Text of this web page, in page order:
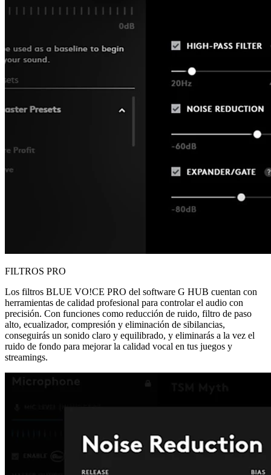
FILTROS PRO
Los filtros BLUE VO!CE PRO del software G HUB cuentan con
herramientas de calidad profesional para controlar el audio con
precisión. Con funciones como reducción de ruido, filtro de paso
alto, ecualizador, compresión y eliminación de sibilancias,
conseguirás un sonido claro y equilibrado, y eliminarás a la vez el
ruido de fondo para mejorar la calidad vocal en tus juegos y
streamings.